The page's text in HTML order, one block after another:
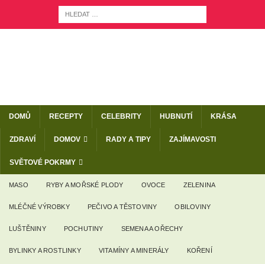
DOMŮ RECEPTY CELEBRITY HUBNUTÍ KRÁSA
ZDRAVÍ DOMOV RADY A TIPY ZAJÍMAVOSTI
SVĚTOVÉ POKRMY
MASO RYBY A MOŘSKÉ PLODY OVOCE ZELENINA
MLÉČNÉ VÝROBKY PEČIVO A TĚSTOVINY OBILOVINY
LUŠTĚNINY POCHUTINY SEMENA A OŘECHY
BYLINKY A ROSTLINKY VITAMÍNY A MINERÁLY KOŘENÍ